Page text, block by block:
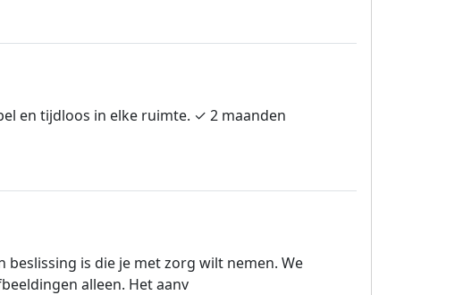
en tijdloos in elke ruimte. ✓ 2 maanden
is die je met zorg wilt nemen. We
alleen. Het aanv